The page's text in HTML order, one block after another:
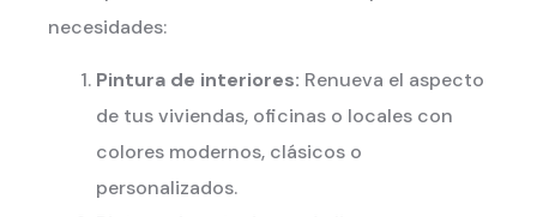
necesidades:
Pintura de interiores: Renueva el aspecto
de tus viviendas, oficinas o locales con
colores modernos, clásicos o
personalizados.